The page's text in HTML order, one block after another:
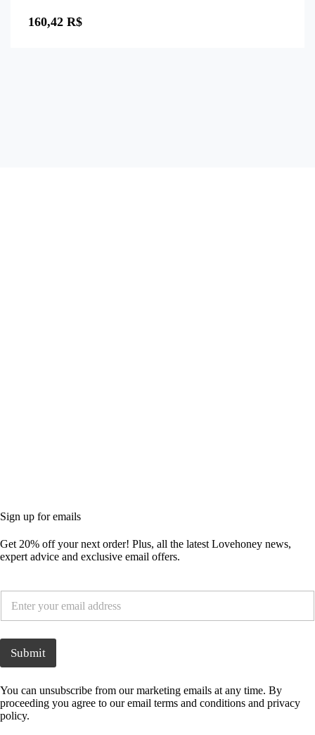
0
de
160,42 R$
Sign up for emails
Get 20% offyour next order! Plus, all the latest Lovehoney news,
expert advice and exclusive email offers.
Submit
You can unsubscribe from our marketing emails at any time. By
proceeding you agree to our email terms and conditions and privacy
policy.